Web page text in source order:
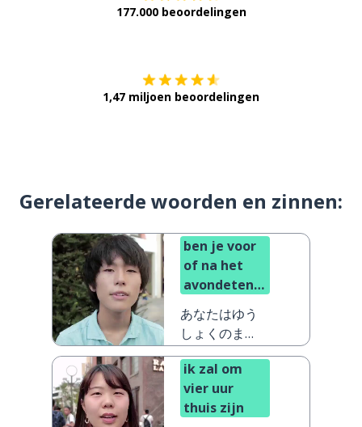
177.000 beoordelingen
1,47 miljoen beoordelingen
Gerelateerde woorden en zinnen:
ben je voor
of na het
avondeten
あなたはゆう
しょくのま
え、それとも
あとにかえっ
てきますか？
ik zal om
vier uur
thuis zijn